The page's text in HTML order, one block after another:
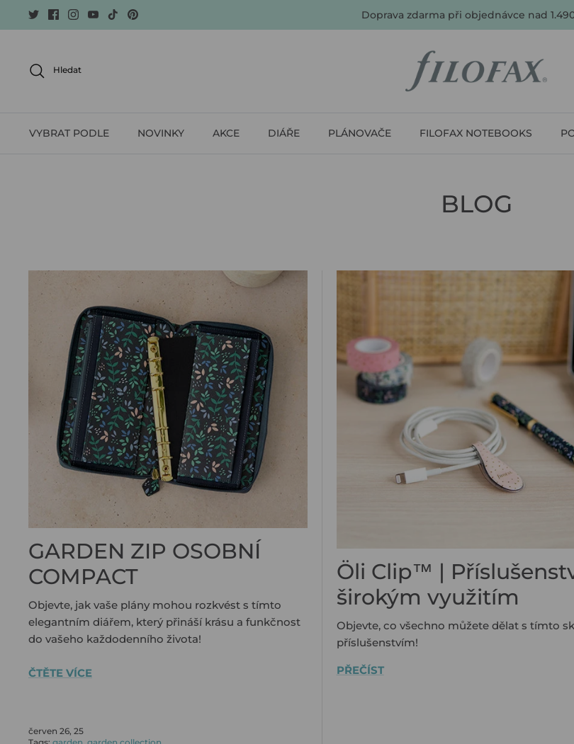
Doprava zdarma při objednávce nad
Hledat
VYBRAT PODLE NOVINKY AKCE DIÁŘE PLÁNOVAČE FILOFAX NOTEBOOKS
BLOG
GARDEN ZIP OSOBNÍ
COMPACT
Objevte, jak vaše plány mohou rozkvést s tímto
elegantním diářem, který přináší krásu a funkčnost
do vašeho každodenního života!
ČTĚTE VÍCE
červen 26, 25
Öli Clip™ |
širokým využitím
Objevte, co všechno můžete dělat s tímto
příslušenstvím!
PŘEČÍST